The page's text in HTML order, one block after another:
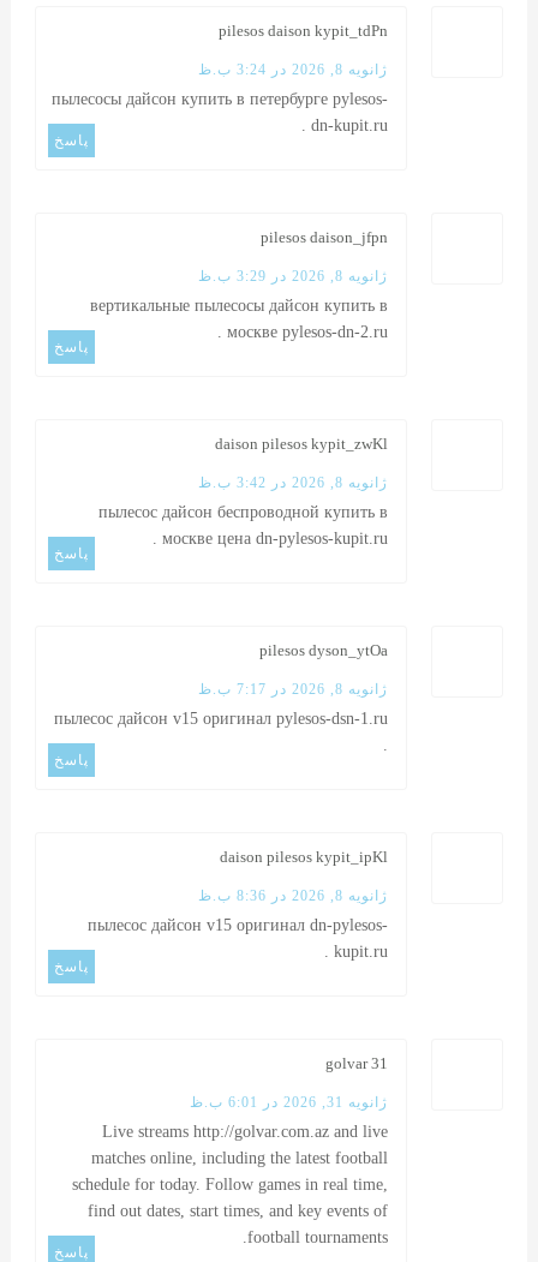
pilesos daison kypit_tdPn
ژانویه 8, 2026 در 3:24 ب.ظ
пылесосы дайсон купить в петербургеpylesos-
dn-kupit.ru
.
پاسخ
pilesos daison_jfpn
ژانویه 8, 2026 در 3:29 ب.ظ
вертикальные пылесосы дайсон купить в
москвеpylesos-dn-2.ru
.
پاسخ
daison pilesos kypit_zwKl
ژانویه 8, 2026 در 3:42 ب.ظ
пылесос дайсон беспроводной купить в
москве ценаdn-pylesos-kupit.ru
.
پاسخ
pilesos dyson_ytOa
ژانویه 8, 2026 در 7:17 ب.ظ
пылесос дайсон v15 оригиналpylesos-dsn-1.ru
.
پاسخ
daison pilesos kypit_ipKl
ژانویه 8, 2026 در 8:36 ب.ظ
пылесос дайсон v15 оригиналdn-pylesos-
kupit.ru
.
پاسخ
golvar 31
ژانویه 31, 2026 در 6:01 ب.ظ
Live streamshttp://golvar.com.az and live
matches online, including the latest football
schedule for today. Follow games in real time,
find out dates, start times, and key events of
football tournaments.
پاسخ